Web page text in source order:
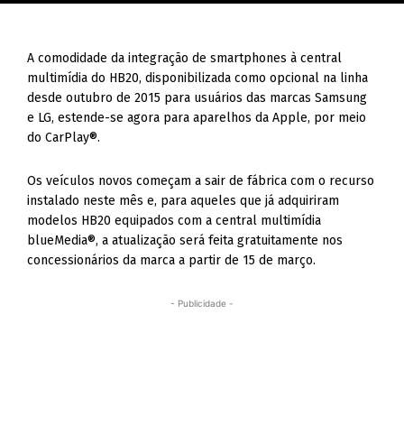
A comodidade da integração de smartphones à central
multimídia do HB20, disponibilizada como opcional na linha
desde outubro de 2015 para usuários das marcas Samsung
e LG, estende-se agora para aparelhos da Apple, por meio
do CarPlay®.
Os veículos novos começam a sair de fábrica com o recurso
instalado neste mês e, para aqueles que já adquiriram
modelos HB20 equipados com a central multimídia
blueMedia®, a atualização será feita gratuitamente nos
concessionários da marca a partir de 15 de março.
- Publicidade -